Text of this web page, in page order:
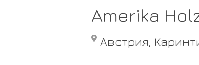
Amerika
Австрия,